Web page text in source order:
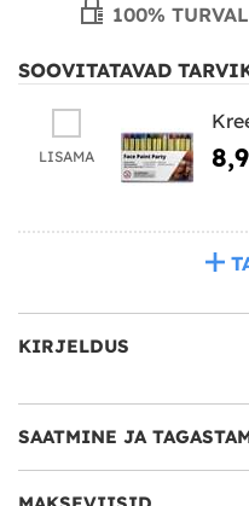
100%
SOOVITATAVAD
LISAMA
KIRJELDUS
SAATMINE JA